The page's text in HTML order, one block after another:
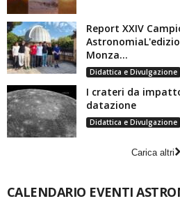
Report XXIV
Monza...
Didattica e Divulgazione
I crateri da
datazione
Didattica e Divulgazione
Carica altri
CALENDARIO EVENTI